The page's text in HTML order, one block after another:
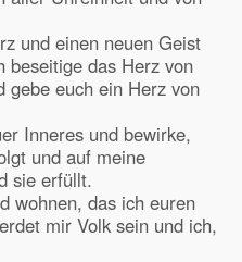
und einen neuen Geist
beseitige das Herz von
gebe euch ein Herz von
Inneres und bewirke,
und auf meine
sie erfüllt.
wohnen, das ich euren
mir Volk sein und ich,